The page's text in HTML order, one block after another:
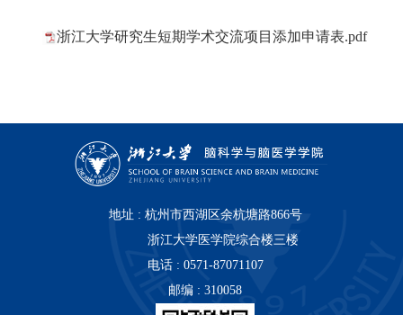
浙江大学研究生短期学术交流项目添加申请表.pdf
地址 : 杭州市西湖区余杭塘路866号
浙江大学医学院综合楼三楼
电话 : 0571-87071107
邮编 : 310058